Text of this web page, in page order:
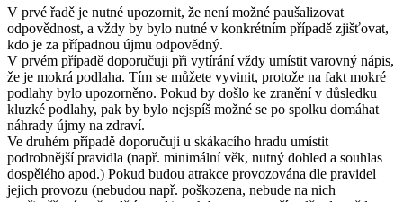
V prvé řadě je nutné upozornit, že není možné paušalizovat
odpovědnost, a vždy by bylo nutné v konkrétním případě zjišťovat,
kdo je za případnou újmu odpovědný.
V prvém případě doporučuji při vytírání vždy umístit varovný nápis,
že je mokrá podlaha. Tím se můžete vyvinit, protože na fakt mokré
podlahy bylo upozorněno. Pokud by došlo ke zranění v důsledku
kluzké podlahy, pak by bylo nejspíš možné se po spolku domáhat
náhrady újmy na zdraví.
Ve druhém případě doporučuji u skákacího hradu umístit
podrobnější pravidla (např. minimální věk, nutný dohled a souhlas
dospělého apod.) Pokud budou atrakce provozována dle pravidel
jejich provozu (nebudou např. poškozena, nebude na nich